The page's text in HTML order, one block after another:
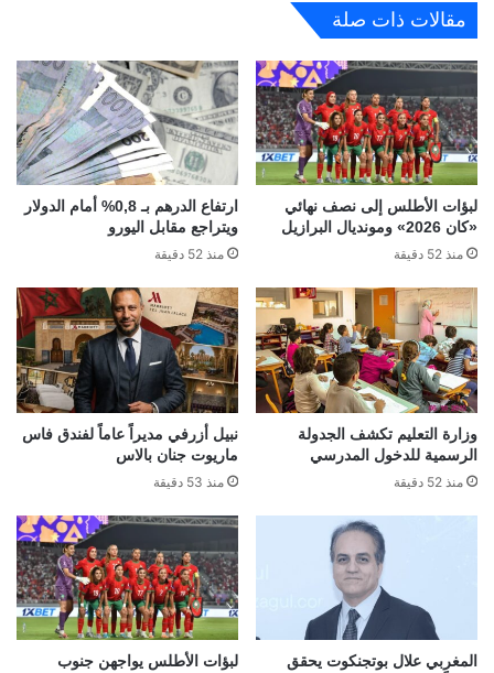
مقالات ذات صلة
لبؤات الأطلس إلى نصف نهائي
«كان 2026» ومونديال البرازيل
منذ 52 دقيقة
ارتفاع الدرهم بـ 0,8% أمام الدولار
ويتراجع مقابل اليورو
منذ 52 دقيقة
وزارة التعليم تكشف الجدولة
الرسمية للدخول المدرسي
منذ 52 دقيقة
نبيل أزرفي مديراً عاماً لفندق فاس
ماريوت جنان بالاس
منذ 53 دقيقة
المغربي علال بوتجنكوت يحقق
لبؤات الأطلس يواجهن جنوب